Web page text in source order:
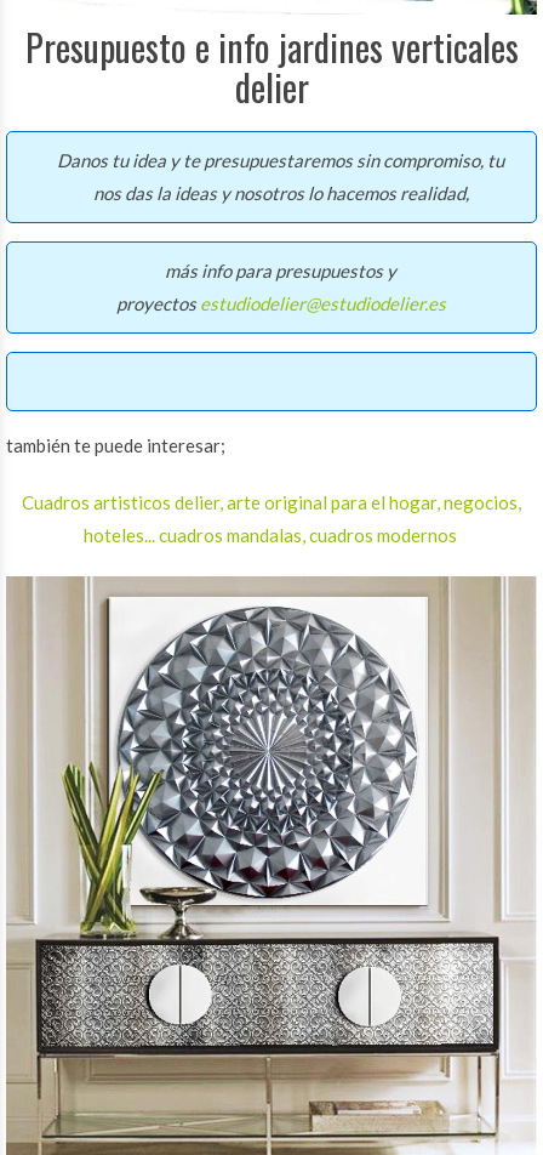
Presupuesto e info jardines verticales
delier
Danos tu idea y te presupuestaremos sin compromiso, tu
nos das la ideas y nosotros lo hacemos realidad,
más info para presupuestos y
proyectosestudiodelier@estudiodelier.es
también te puede interesar;
Cuadros artisticos delier, arte original para el hogar, negocios,
hoteles... cuadros mandalas, cuadros modernos